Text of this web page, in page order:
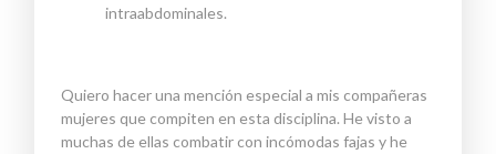
intraabdominales.
Quiero hacer una mención especial a mis compañeras
mujeres que compiten en esta disciplina. He visto a
muchas de ellas combatir con incómodas fajas y he